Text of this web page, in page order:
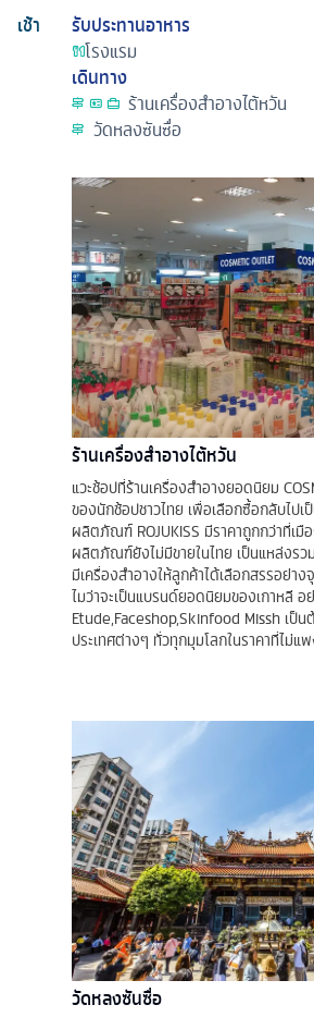
เช้า
รับประทานอาหาร
โรงแรม
เดินทาง
ร้านเครื่องสำอางไต้หวัน
วัดหลงซันซื่อ
ร้านเครื่องสำอางไต้หวัน
แวะช้อปที่ร้านเครื่องสำอางยอดนิยม
ของนักช้อปชาวไทย เพื่อเลือกซื้อกลับไปเ
ผลิตภัณฑ์ ROJUKISS มีราคาถูกกว่าที่เมื
ผลิตภัณฑ์ยังไม่มีขายในไทย เป็นแหล่งรว
มีเครื่องสำอางให้ลูกค้าได้เลือกสรรอย่า
ไมว่าจะเป็นแบรนด์ยอดนิยมของเกาหลี อ
Etude,Faceshop,Skinfood Missh เป็
ประเทศต่างๆ ทั่วทุกมุมโลกในราคาที่ไม่แ
วัดหลงซันซื่อ